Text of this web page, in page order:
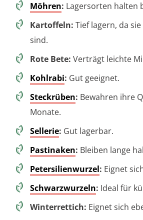
Möhren: Lagersorten halten
Kartoffeln: Tief lagern, da
sind.
Rote Bete: Verträgt leichte
Kohlrabi: Gut geeignet.
Steckrüben: Bewahren ihre
Monate.
Sellerie: Gut lagerbar.
Pastinaken: Bleiben lange
Petersilienwurzel: Eignet
Schwarzwurzeln: Ideal für
Winterrettich: Eignet sich